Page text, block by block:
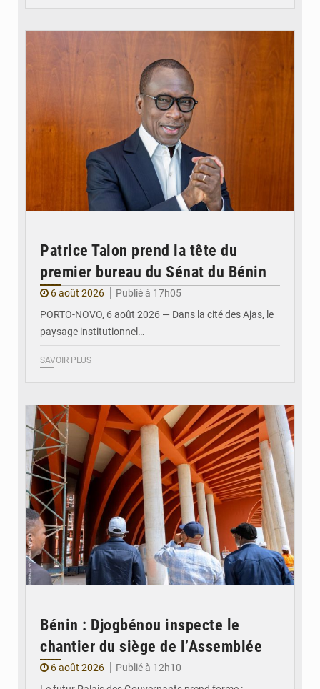
Patrice Talon prend la tête du
premier bureau du Sénat du Bénin
6 août 2026
Publié à 17h05
PORTO-NOVO, 6 août 2026 — Dans la cité des Ajas, le
paysage institutionnel…
SAVOIR PLUS
Bénin : Djogbénou inspecte le
chantier du siège de l’Assemblée
6 août 2026
Publié à 12h10